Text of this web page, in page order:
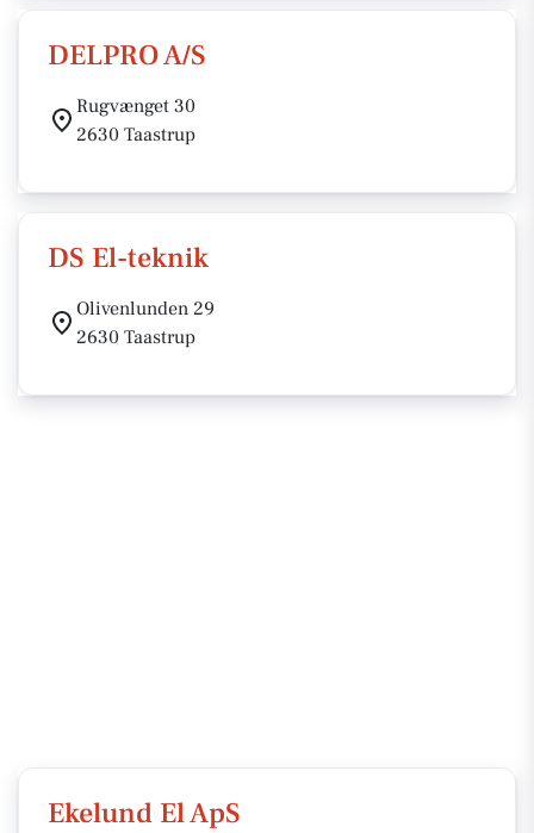
DELPRO A/S
Rugvænget 30
2630 Taastrup
DS El-teknik
Olivenlunden 29
2630 Taastrup
Ekelund El ApS